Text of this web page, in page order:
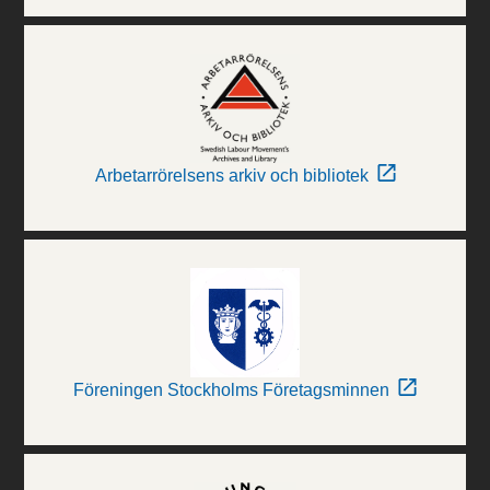
Arbetarrörelsens arkiv och bibliotek
Föreningen Stockholms Företagsminnen